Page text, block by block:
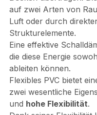
auf zwei Arten von
Luft oder durch
Strukturelemente.
Eine effektive
die diese Energie
ableiten können.
Flexibles PVC bietet
zwei wesentliche
und hohe Flexibilität.